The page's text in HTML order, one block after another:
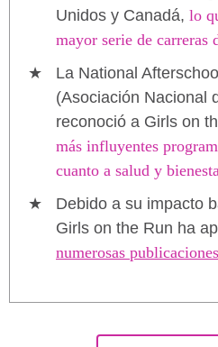
Unidos y Canadá, lo
mayor serie de carreras
La National
(Asociación Nacional
reconoció a Girls on
más influyentes
cuanto a salud y
Debido a su impacto
Girls on the Run ha
numerosas